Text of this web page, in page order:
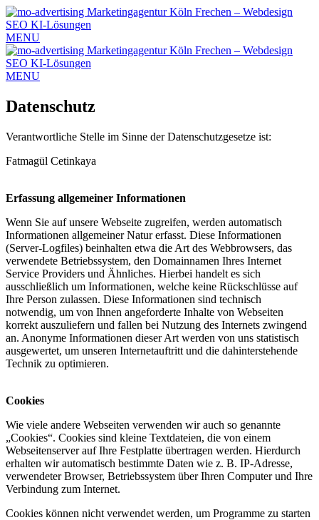
MENU
MENU
Datenschutz
Verantwortliche Stelle im Sinne der Datenschutzgesetze ist:
Fatmagül Cetinkaya
Erfassung allgemeiner Informationen
Wenn Sie auf unsere Webseite zugreifen, werden automatisch
Informationen allgemeiner Natur erfasst. Diese Informationen
(Server-Logfiles) beinhalten etwa die Art des Webbrowsers, das
verwendete Betriebssystem, den Domainnamen Ihres Internet
Service Providers und Ähnliches. Hierbei handelt es sich
ausschließlich um Informationen, welche keine Rückschlüsse auf
Ihre Person zulassen. Diese Informationen sind technisch
notwendig, um von Ihnen angeforderte Inhalte von Webseiten
korrekt auszuliefern und fallen bei Nutzung des Internets zwingend
an. Anonyme Informationen dieser Art werden von uns statistisch
ausgewertet, um unseren Internetauftritt und die dahinterstehende
Technik zu optimieren.
Cookies
Wie viele andere Webseiten verwenden wir auch so genannte
„Cookies“. Cookies sind kleine Textdateien, die von einem
Webseitenserver auf Ihre Festplatte übertragen werden. Hierdurch
erhalten wir automatisch bestimmte Daten wie z. B. IP-Adresse,
verwendeter Browser, Betriebssystem über Ihren Computer und Ihre
Verbindung zum Internet.
Cookies können nicht verwendet werden, um Programme zu starten